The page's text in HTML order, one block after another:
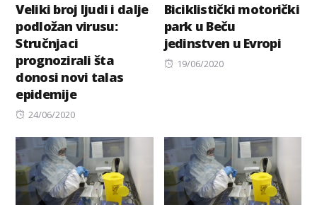
Veliki broj ljudi i dalje
podložan virusu:
Stručnjaci
prognozirali šta
donosi novi talas
epidemije
Posted
24/06/2020
Biciklistički motorički
park u Beču
jedinstven u Evropi
Posted
19/06/2020